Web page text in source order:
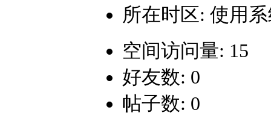
所在时区: 使用
空间访问量: 15
好友数: 0
帖子数: 0